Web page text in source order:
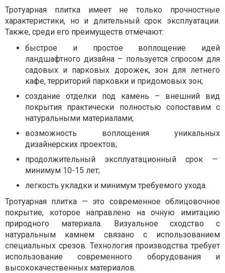
Тротуарная плитка имеет не только прочностные
характеристики, но и длительный срок эксплуатации.
Также, среди его преимуществ отмечают:
быстрое и простое воплощение идей
ландшафтного дизайна – пользуется спросом для
садовых и парковых дорожек, зон для летнего
кафе, территорий парковки и придомовых зон;
создание отделки под камень – внешний вид
покрытия практически полностью сопоставим с
натуральными материалами;
возможность воплощения уникальных
дизайнерских проектов;
продолжительный эксплуатационный срок —
минимум 10-15 лет;
легкость укладки и минимум требуемого ухода.
Тротуарная плитка — это современное облицовочное
покрытие, которое направлено на очную имитацию
природного материала. Визуальное сходство с
натуральным камнем связано с использованием
специальных срезов. Технология производства требует
использование современного оборудования и
высококачественных материалов.